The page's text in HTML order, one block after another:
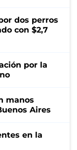
dos perros
con $2,7
por la
manos
Aires
en la